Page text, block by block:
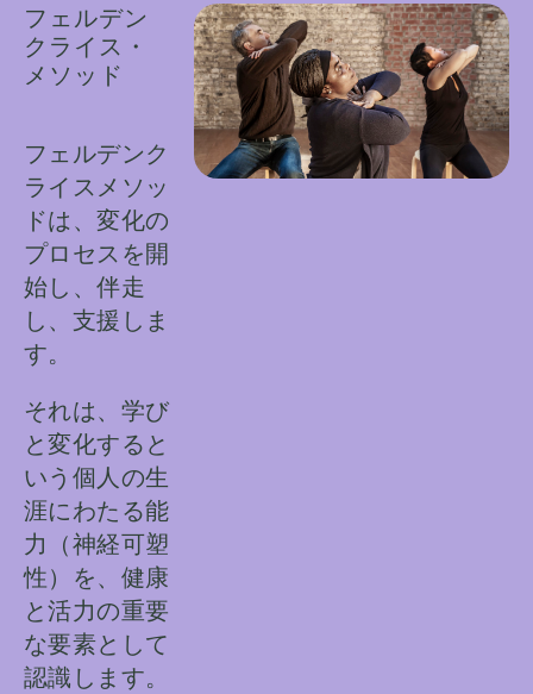
フェルデン
クライス・
メソッド
フェルデンク
ライスメソッ
ドは、変化の
プロセスを開
始し、伴走
し、支援しま
す。
それは、学び
と変化すると
いう個人の生
涯にわたる能
力（神経可塑
性）を、健康
と活力の重要
な要素として
認識します。